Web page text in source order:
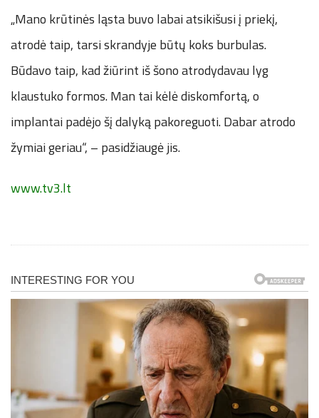
„Mano krūtinės ląsta buvo labai atsikišusi į priekį,
atrodė taip, tarsi skrandyje būtų koks burbulas.
Būdavo taip, kad žiūrint iš šono atrodydavau lyg
klaustuko formos. Man tai kėlė diskomfortą, o
implantai padėjo šį dalyką pakoreguoti. Dabar atrodo
žymiai geriau“, – pasidžiaugė jis.
www.tv3.lt